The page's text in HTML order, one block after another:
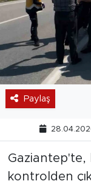
Paylaş
Gaziantep'te,
kontrolden